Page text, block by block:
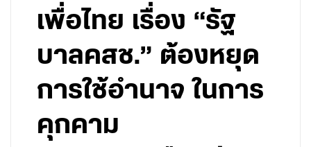
เพื่อไทย เรื่อง “รัฐ
บาลคสช.” ต้องหยุด
การใช้อำนาจ ในการ
คุกคาม